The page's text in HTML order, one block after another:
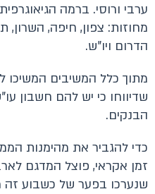
ערבי ורוסי. ברמה
מחוזות: צפון, חיפה, השרון,
הדרום ויו"ש.
שדיווחו כי יש להם חשבון
הבנקים.
כדי להגביר את מהימנות
זמן אקראי, פוצל המדגם
שנערכו בפער של כשבוע זה